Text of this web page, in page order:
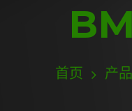
首页 产品